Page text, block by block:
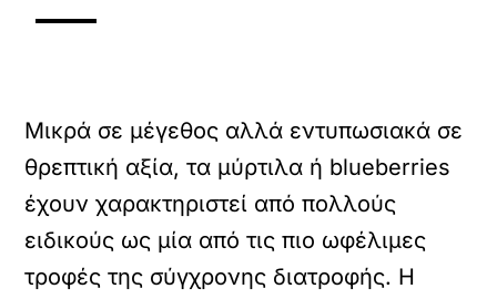
Μικρά σε μέγεθος αλλά εντυπωσιακά σε
θρεπτική αξία, τα μύρτιλα ή blueberries
έχουν χαρακτηριστεί από πολλούς
ειδικούς ως μία από τις πιο ωφέλιμες
τροφές της σύγχρονης διατροφής. Η